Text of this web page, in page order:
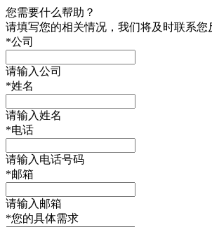
您需要什么帮助？
请填写您的相关情况，我们将及时联系
*公司
请输入公司
*姓名
请输入姓名
*电话
请输入电话号码
*邮箱
请输入邮箱
*您的具体需求